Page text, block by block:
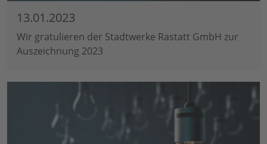
13.01.2023
Wir gratulieren der Stadtwerke Rastatt GmbH zur
Auszeichnung 2023